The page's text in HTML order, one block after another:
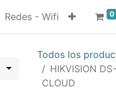
Redes - Wifi 0
Todos los
HIKVISION
CLOUD